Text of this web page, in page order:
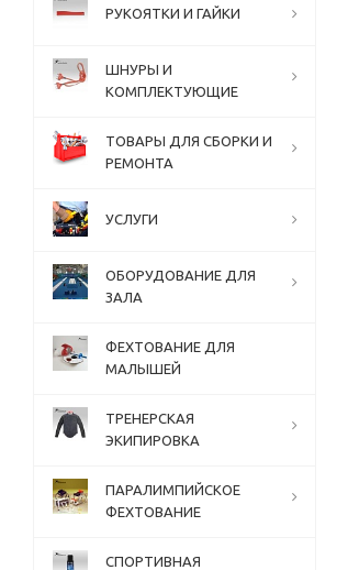
РУКОЯТКИ И ГАЙКИ
ШНУРЫ И
КОМПЛЕКТУЮЩИЕ
ТОВАРЫ ДЛЯ СБОРКИ И
РЕМОНТА
УСЛУГИ
ОБОРУДОВАНИЕ ДЛЯ
ЗАЛА
ФЕХТОВАНИЕ ДЛЯ
МАЛЫШЕЙ
ТРЕНЕРСКАЯ
ЭКИПИРОВКА
ПАРАЛИМПИЙСКОЕ
ФЕХТОВАНИЕ
СПОРТИВНАЯ